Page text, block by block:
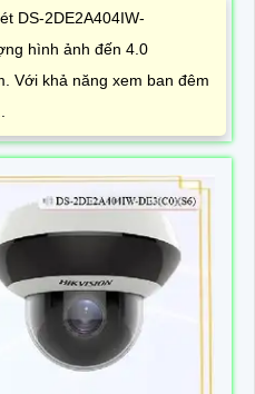
DS-2DE2A404IW-
hình ảnh đến 4.0
Với khả năng xem ban đêm